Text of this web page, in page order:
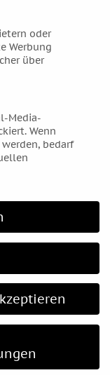
oder
Werbung
über
Media-
Wenn
bedarf